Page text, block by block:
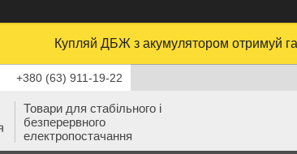
Купляй ДБЖ з акумулятором отримуй
+380 (63) 911-19-22
Товари для стабільного і
безперервного
електропостачання